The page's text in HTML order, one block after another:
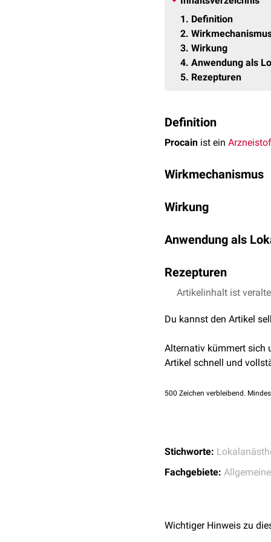
1
Definition
2
3 Wirkung
4 Anwendung als
5 Rezepturen
Definition
Procain ist ein
Wirkmechanismus
Dieser Effekt beruht auf
herab gesetzt. Die
Wirkung
Leitungsvermögen auf.
Darüber hinaus
Tonusderglatten
Anwendung als
Betäubung eingesetzt.
effektivere Wirkstoffe
gering.
sei es zur Infusions-
Rezepturen
Procain-HCl 2,0% in
Artikelinhalt ist
Du kannst den Artikel
Alternativ kümmert sich
Artikel schnell und
500 Zeichen verbleibend.
Stichworte:
Fachgebiete:
Wichtiger Hinweis zu